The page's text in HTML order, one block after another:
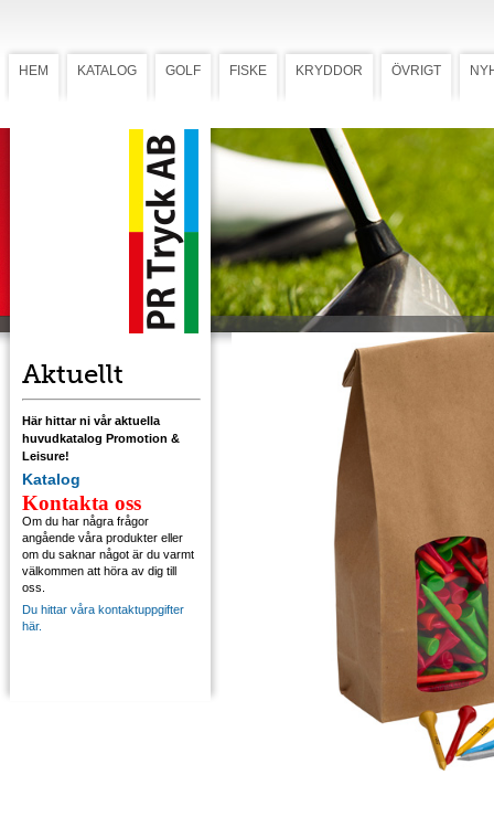
HEM KATALOG GOLF FISKE KRYDDOR ÖVRIGT
Aktuellt
Här hittar ni vår aktuella
huvudkatalog Promotion &
Leisure!
Katalog
Kontakta oss
Om du har några frågor
angående våra produkter eller
om du saknar något är du varmt
välkommen att höra av dig till
oss.
Du hittar våra kontaktuppgifter
här.
Peggar, VIP
Peggar, VIP
150 träpeggar tryckta med personligt namn
(1-färgstryck). Levereras i papperspåse.
Ladda ner mall med tryckstorlek 2 1/8"
Ladda ner mall med tryckstorlek 2 3/4"
Ladda ner mall med tryckstorlek 3 1/4"
Ladda ner mall med tryckstorlek 4"